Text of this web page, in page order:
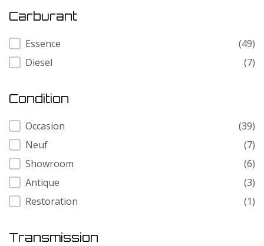
Carburant
Carburant
Essence
(49)
Diesel
(7)
Condition
Condition
Occasion
(39)
Neuf
(7)
Showroom
(6)
Antique
(3)
Restoration
(1)
Transmission